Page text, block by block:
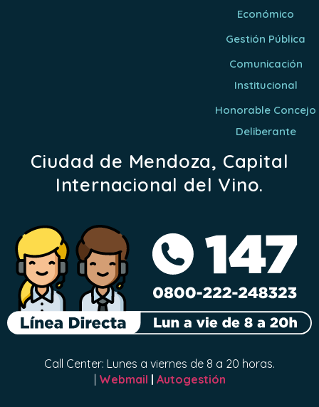
Económico
Gestión Pública
Comunicación
Institucional
Honorable Concejo
Deliberante
Ciudad de Mendoza, Capital
Internacional del Vino.
Call Center: Lunes a viernes de 8 a 20 horas.
| Webmail | Autogestión